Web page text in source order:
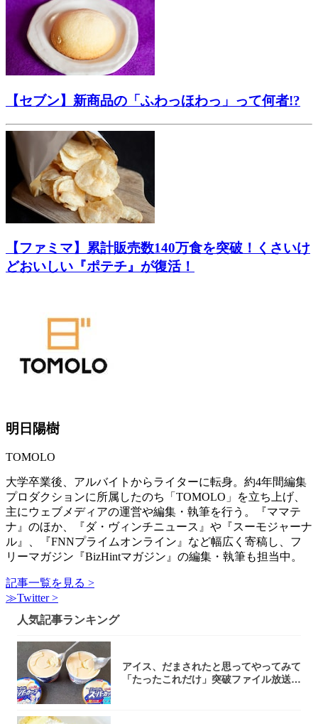
【セブン】新商品の「ふわっほわっ」って何者!?
【ファミマ】累計販売数140万食を突破！くさいけ
どおいしい『ポテチ』が復活！
明日陽樹
TOMOLO
大学卒業後、アルバイトからライターに転身。約4年間編集
プロダクションに所属したのち「TOMOLO」を立ち上げ、
主にウェブメディアの運営や編集・執筆を行う。『ママテ
ナ』のほか、『ダ・ヴィンチニュース』や『スーモジャーナ
ル』、『FNNプライムオンライン』など幅広く寄稿し、フ
リーマガジン『BizHintマガジン』の編集・執筆も担当中。
記事一覧を見る >
≫Twitter >
人気記事ランキング
アイス、だまされたと思ってやってみて
「たったこれだけ」突破ファイル放送で